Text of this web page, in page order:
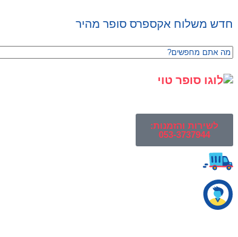
חדש משלוח אקספרס סופר מהיר
לשירות והזמנות:
053-3737944